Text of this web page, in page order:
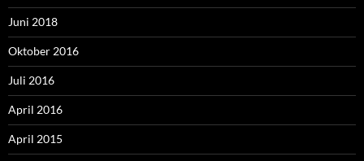
Juni 2018
Oktober 2016
Juli 2016
April 2016
April 2015